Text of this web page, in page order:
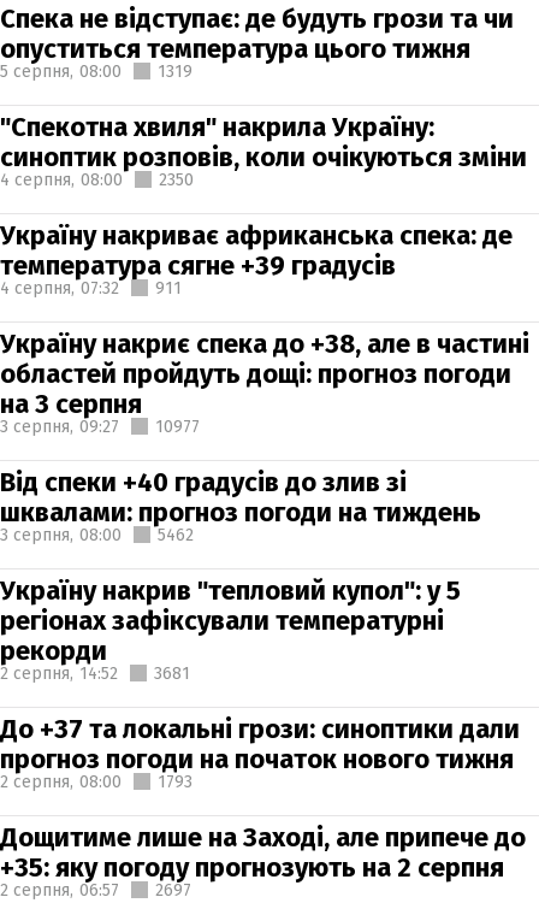
Спека не відступає: де будуть грози та чи
опуститься температура цього тижня
5 серпня, 08:00 1319
"Спекотна хвиля" накрила Україну:
синоптик розповів, коли очікуються зміни
4 серпня, 08:00 2350
Україну накриває африканська спека: де
температура сягне +39 градусів
4 серпня, 07:32 911
Україну накриє спека до +38, але в частині
областей пройдуть дощі: прогноз погоди
на 3 серпня
3 серпня, 09:27 10977
Від спеки +40 градусів до злив зі
шквалами: прогноз погоди на тиждень
3 серпня, 08:00 5462
Україну накрив "тепловий купол": у 5
регіонах зафіксували температурні
рекорди
2 серпня, 14:52 3681
До +37 та локальні грози: синоптики дали
прогноз погоди на початок нового тижня
2 серпня, 08:00 1793
Дощитиме лише на Заході, але припече до
+35: яку погоду прогнозують на 2 серпня
2 серпня, 06:57 2697